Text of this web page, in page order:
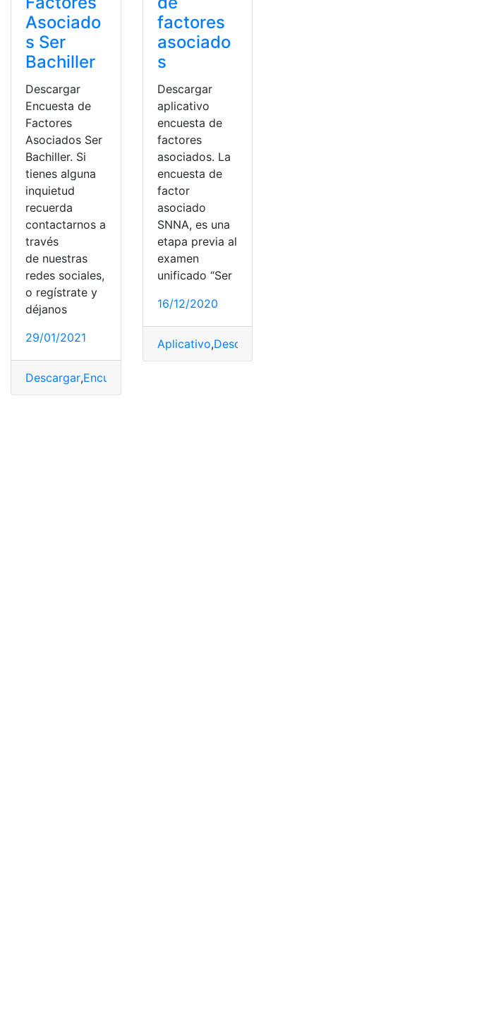
Asociado
s Ser
Bachiller
Descargar
Encuesta de
Factores
Asociados Ser
Bachiller. Si
tienes alguna
inquietud
recuerda
contactarnos a
través
de nuestras
redes sociales,
o regístrate y
déjanos
29/01/2021
Descargar,Encuestas
factores
asociado
s
Descargar
aplicativo
encuesta de
factores
asociados. La
encuesta de
factor
asociado
SNNA, es una
etapa previa al
examen
unificado “Ser
16/12/2020
Aplicativo,Descargar